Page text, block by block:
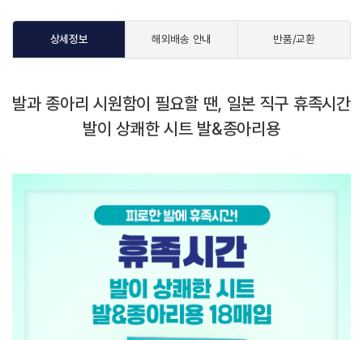
상세정보 해외배송 안내 반품/교환
발과 종아리 시원함이 필요할 땐, 일본 직구 휴족시간
발이 상쾌한 시트 발&종아리용